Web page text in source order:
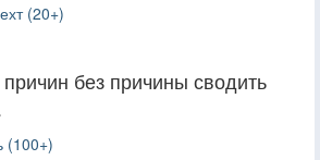
(20+)
без причины сводить
(100+)